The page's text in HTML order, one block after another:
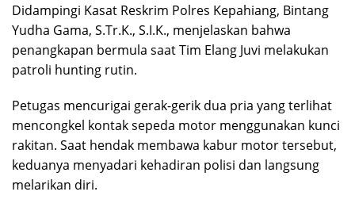
Didampingi Kasat Reskrim Polres Kepahiang, Bintang
Yudha Gama, S.Tr.K., S.I.K., menjelaskan bahwa
penangkapan bermula saat Tim Elang Juvi melakukan
patroli hunting rutin.
Petugas mencurigai gerak-gerik dua pria yang terlihat
mencongkel kontak sepeda motor menggunakan kunci
rakitan. Saat hendak membawa kabur motor tersebut,
keduanya menyadari kehadiran polisi dan langsung
melarikan diri.